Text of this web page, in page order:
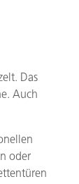
Das
Auch
oder